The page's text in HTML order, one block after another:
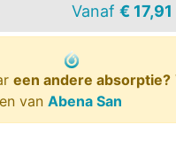
Vanaf € 17,91
een andere absorptie?
van Abena San